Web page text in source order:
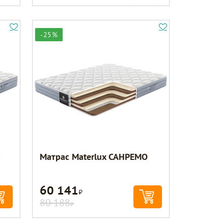
-25%
Матрас Materlux САНРЕМО
60 141Р
80 188Р